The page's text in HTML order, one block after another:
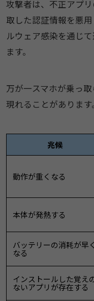
攻撃者は、不正アプ
取した認証情報を悪
ルウェア感染を通じ
ます。
万が一スマホが乗っ
現れることがあります。
兆候
動作が重くなる
本体が発熱する
バッテリーの消耗が早く
なる
インストールした覚え
ないアプリが存在する